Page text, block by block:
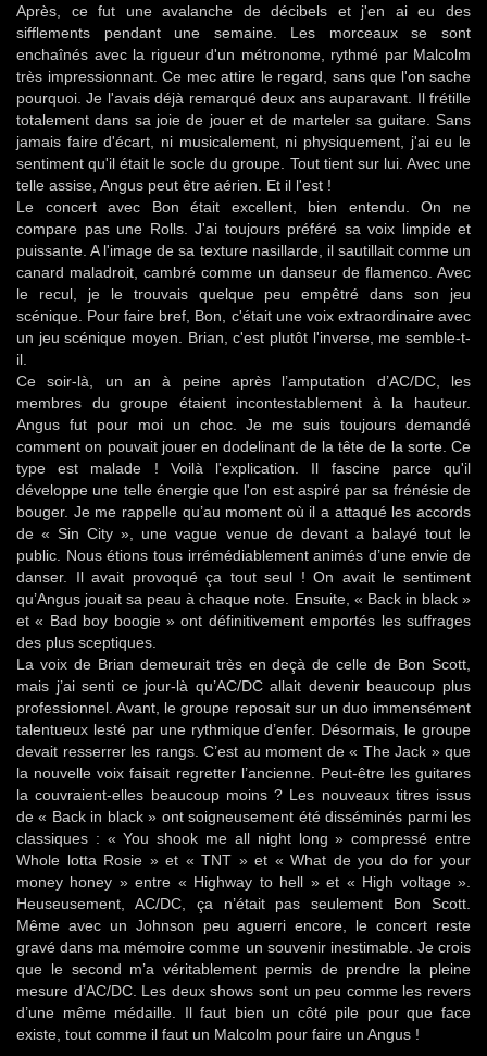
Après, ce fut une avalanche de décibels et j'en ai eu des
sifflements pendant une semaine. Les morceaux se sont
enchaînés avec la rigueur d'un métronome, rythmé par Malcolm
très impressionnant. Ce mec attire le regard, sans que l'on sache
pourquoi. Je l'avais déjà remarqué deux ans auparavant. Il frétille
totalement dans sa joie de jouer et de marteler sa guitare. Sans
jamais faire d'écart, ni musicalement, ni physiquement, j'ai eu le
sentiment qu'il était le socle du groupe. Tout tient sur lui. Avec une
telle assise, Angus peut être aérien. Et il l'est !
Le concert avec Bon était excellent, bien entendu. On ne
compare pas une Rolls. J'ai toujours préféré sa voix limpide et
puissante. A l'image de sa texture nasillarde, il sautillait comme un
canard maladroit, cambré comme un danseur de flamenco. Avec
le recul, je le trouvais quelque peu empêtré dans son jeu
scénique. Pour faire bref, Bon, c'était une voix extraordinaire avec
un jeu scénique moyen. Brian, c'est plutôt l'inverse, me semble-t-
il.
Ce soir-là, un an à peine après l’amputation d’AC/DC, les
membres du groupe étaient incontestablement à la hauteur.
Angus fut pour moi un choc. Je me suis toujours demandé
comment on pouvait jouer en dodelinant de la tête de la sorte. Ce
type est malade ! Voilà l'explication. Il fascine parce qu'il
développe une telle énergie que l'on est aspiré par sa frénésie de
bouger. Je me rappelle qu’au moment où il a attaqué les accords
de « Sin City », une vague venue de devant a balayé tout le
public. Nous étions tous irrémédiablement animés d’une envie de
danser. Il avait provoqué ça tout seul ! On avait le sentiment
qu’Angus jouait sa peau à chaque note. Ensuite, « Back in black »
et « Bad boy boogie » ont définitivement emportés les suffrages
des plus sceptiques.
La voix de Brian demeurait très en deçà de celle de Bon Scott,
mais j’ai senti ce jour-là qu’AC/DC allait devenir beaucoup plus
professionnel. Avant, le groupe reposait sur un duo immensément
talentueux lesté par une rythmique d’enfer. Désormais, le groupe
devait resserrer les rangs. C’est au moment de « The Jack » que
la nouvelle voix faisait regretter l’ancienne. Peut-être les guitares
la couvraient-elles beaucoup moins ? Les nouveaux titres issus
de « Back in black » ont soigneusement été disséminés parmi les
classiques : « You shook me all night long » compressé entre
Whole lotta Rosie » et « TNT » et « What de you do for your
money honey » entre « Highway to hell » et « High voltage ».
Heuseusement, AC/DC, ça n’était pas seulement Bon Scott.
Même avec un Johnson peu aguerri encore, le concert reste
gravé dans ma mémoire comme un souvenir inestimable. Je crois
que le second m’a véritablement permis de prendre la pleine
mesure d’AC/DC. Les deux shows sont un peu comme les revers
d’une même médaille. Il faut bien un côté pile pour que face
existe, tout comme il faut un Malcolm pour faire un Angus !